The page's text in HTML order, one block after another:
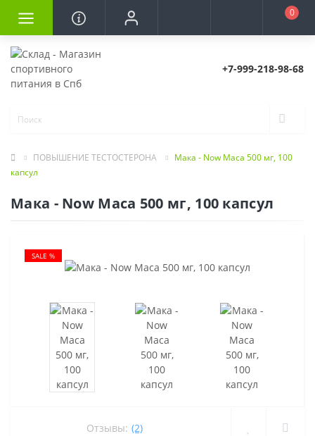
0
+7-999-218-98-68
ПОВЫШЕНИЕ ТЕСТОСТЕРОНА
Мака - Now Maca 500 мг, 100
капсул
Мака - Now Maca 500 мг, 100 капсул
SALE %
Отзывы: (2)